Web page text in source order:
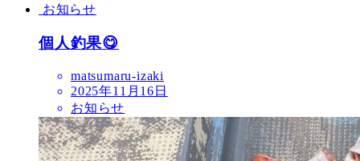
お知らせ
個人釣果😋
matsumaru-izaki
2025年11月16日
お知らせ